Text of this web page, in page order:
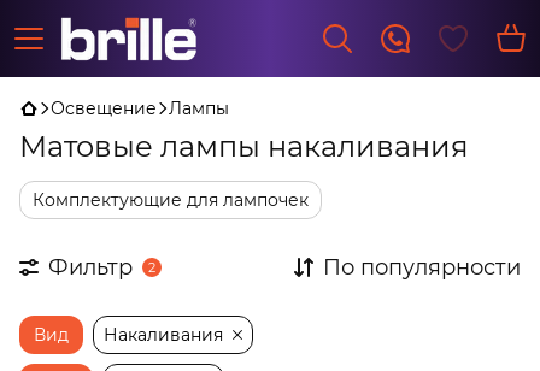
Освещение Лампы
Матовые лампы накаливания
Комплектующие для лампочек
Фильтр 2 По популярности
Вид Накаливания